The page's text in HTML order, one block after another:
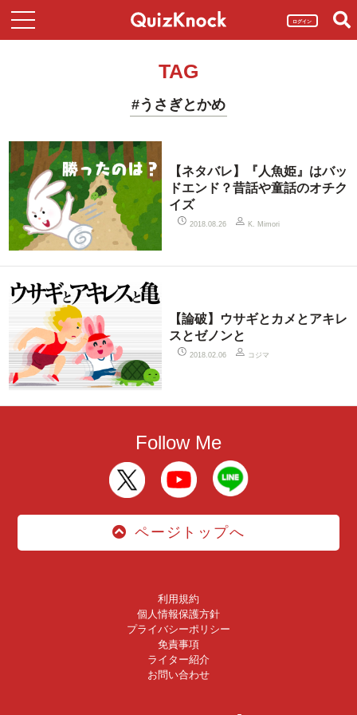
ログイン
TAG
#うさぎとかめ
【ネタバレ】『人魚姫』はバッ
ドエンド？昔話や童話のオチク
イズ
2018.08.26 K. Mimori
【論破】ウサギとカメとアキレ
スとゼノンと
2018.02.06 コジマ
Follow Me
ページトップへ
利用規約
個人情報保護方針
プライバシーポリシー
免責事項
ライター紹介
お問い合わせ